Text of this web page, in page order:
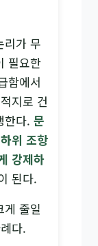
리가 무
필요한
함에서
지로 건
한다. 문
위 조항
강제하
된다.
게 줄일
다.